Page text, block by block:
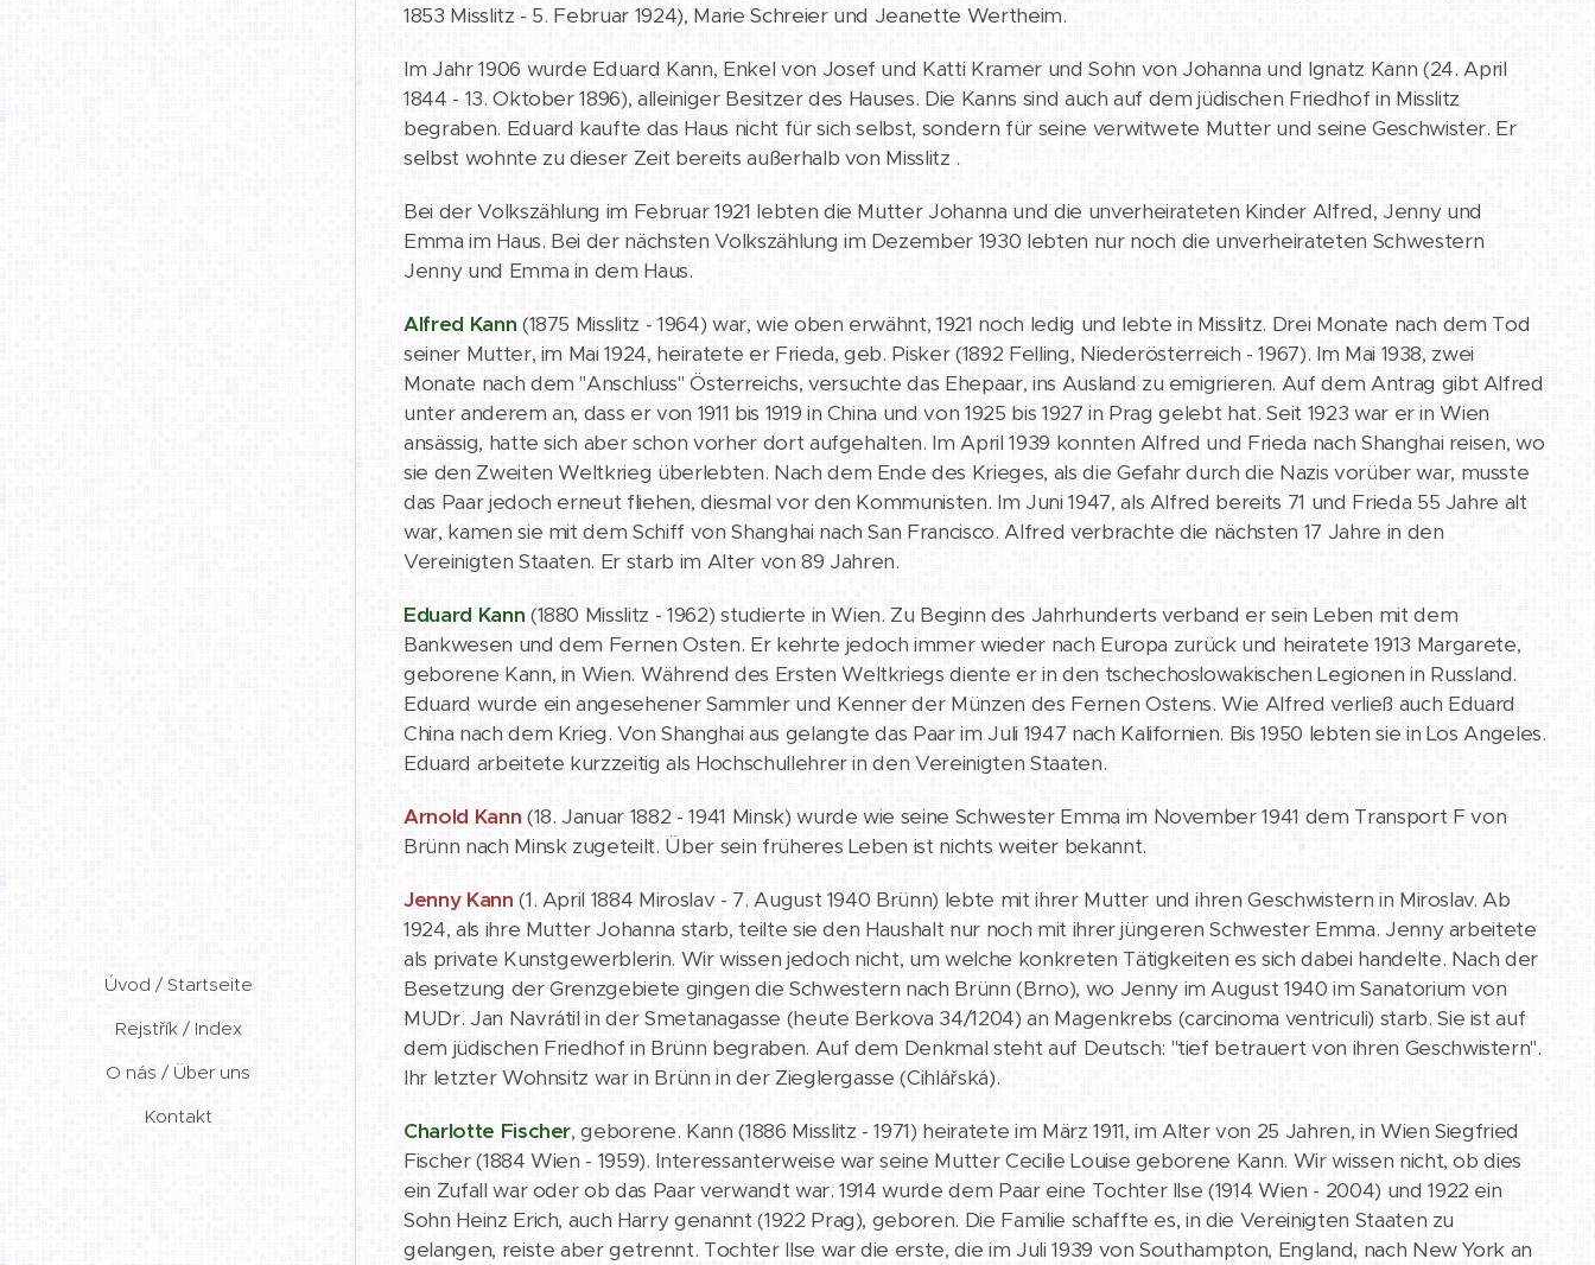
Úvod / Startseite
Rejstřík / Index
O nás / Über uns
Kontakt
1853 Misslitz - 5. Februar 1924), Marie Schreier und Jeanette Wertheim.
Im Jahr 1906 wurde Eduard Kann, Enkel von Josef und Katti Kramer und Sohn von Johanna und Ignatz Kann (24. April
1844 - 13. Oktober 1896), alleiniger Besitzer des Hauses. Die Kanns sind auch auf dem jüdischen Friedhof in Misslitz
begraben. Eduard kaufte das Haus nicht für sich selbst, sondern für seine verwitwete Mutter und seine Geschwister. Er
selbst wohnte zu dieser Zeit bereits außerhalb von Misslitz .
Bei der Volkszählung im Februar 1921 lebten die Mutter Johanna und die unverheirateten Kinder Alfred, Jenny und
Emma im Haus. Bei der nächsten Volkszählung im Dezember 1930 lebten nur noch die unverheirateten Schwestern
Jenny und Emma in dem Haus.
Alfred Kann (1875 Misslitz - 1964) war, wie oben erwähnt, 1921 noch ledig und lebte in Misslitz. Drei Monate nach dem Tod
seiner Mutter, im Mai 1924, heiratete er Frieda, geb. Pisker (1892 Felling, Niederösterreich - 1967). Im Mai 1938, zwei
Monate nach dem "Anschluss" Österreichs, versuchte das Ehepaar, ins Ausland zu emigrieren. Auf dem Antrag gibt Alfred
unter anderem an, dass er von 1911 bis 1919 in China und von 1925 bis 1927 in Prag gelebt hat. Seit 1923 war er in Wien
ansässig, hatte sich aber schon vorher dort aufgehalten. Im April 1939 konnten Alfred und Frieda nach Shanghai reisen, wo
sie den Zweiten Weltkrieg überlebten. Nach dem Ende des Krieges, als die Gefahr durch die Nazis vorüber war, musste
das Paar jedoch erneut fliehen, diesmal vor den Kommunisten. Im Juni 1947, als Alfred bereits 71 und Frieda 55 Jahre alt
war, kamen sie mit dem Schiff von Shanghai nach San Francisco. Alfred verbrachte die nächsten 17 Jahre in den
Vereinigten Staaten. Er starb im Alter von 89 Jahren.
Eduard Kann (1880 Misslitz - 1962) studierte in Wien. Zu Beginn des Jahrhunderts verband er sein Leben mit dem
Bankwesen und dem Fernen Osten. Er kehrte jedoch immer wieder nach Europa zurück und heiratete 1913 Margarete,
geborene Kann, in Wien. Während des Ersten Weltkriegs diente er in den tschechoslowakischen Legionen in Russland.
Eduard wurde ein angesehener Sammler und Kenner der Münzen des Fernen Ostens. Wie Alfred verließ auch Eduard
China nach dem Krieg. Von Shanghai aus gelangte das Paar im Juli 1947 nach Kalifornien. Bis 1950 lebten sie in Los Angeles.
Eduard arbeitete kurzzeitig als Hochschullehrer in den Vereinigten Staaten.
Arnold Kann (18. Januar 1882 - 1941 Minsk) wurde wie seine Schwester Emma im November 1941 dem Transport F von
Brünn nach Minsk zugeteilt. Über sein früheres Leben ist nichts weiter bekannt.
Jenny Kann (1. April 1884 Miroslav - 7. August 1940 Brünn) lebte mit ihrer Mutter und ihren Geschwistern in Miroslav. Ab
1924, als ihre Mutter Johanna starb, teilte sie den Haushalt nur noch mit ihrer jüngeren Schwester Emma. Jenny arbeitete
als private Kunstgewerblerin. Wir wissen jedoch nicht, um welche konkreten Tätigkeiten es sich dabei handelte. Nach der
Besetzung der Grenzgebiete gingen die Schwestern nach Brünn (Brno), wo Jenny im August 1940 im Sanatorium von
MUDr. Jan Navrátil in der Smetanagasse (heute Berkova 34/1204) an Magenkrebs (carcinoma ventriculi) starb. Sie ist auf
dem jüdischen Friedhof in Brünn begraben. Auf dem Denkmal steht auf Deutsch: "tief betrauert von ihren Geschwistern".
Ihr letzter Wohnsitz war in Brünn in der Zieglergasse (Cihlářská).
Charlotte Fischer, geborene. Kann (1886 Misslitz - 1971) heiratete im März 1911, im Alter von 25 Jahren, in Wien Siegfried
Fischer (1884 Wien - 1959). Interessanterweise war seine Mutter Cecilie Louise geborene Kann. Wir wissen nicht, ob dies
ein Zufall war oder ob das Paar verwandt war. 1914 wurde dem Paar eine Tochter Ilse (1914 Wien - 2004) und 1922 ein
Sohn Heinz Erich, auch Harry genannt (1922 Prag), geboren. Die Familie schaffte es, in die Vereinigten Staaten zu
gelangen, reiste aber getrennt. Tochter Ilse war die erste, die im Juli 1939 von Southampton, England, nach New York an